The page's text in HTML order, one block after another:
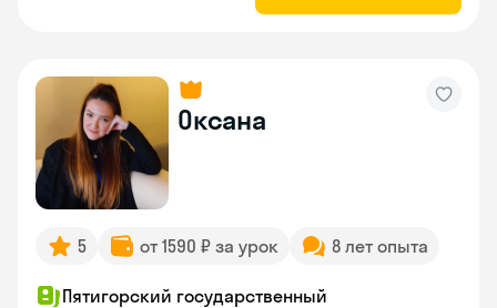
Оксана
5 от 1590 ₽ за урок 8 лет опыта
Пятигорский государственный